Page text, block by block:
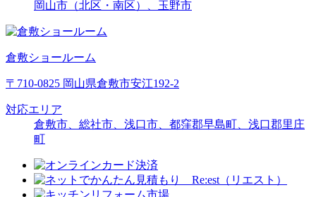
岡山市（北区・南区）、玉野市
倉敷ショールーム
〒710-0825 岡山県倉敷市安江192-2
対応エリア
倉敷市、総社市、浅口市、都窪郡早島町、浅口郡里庄
町